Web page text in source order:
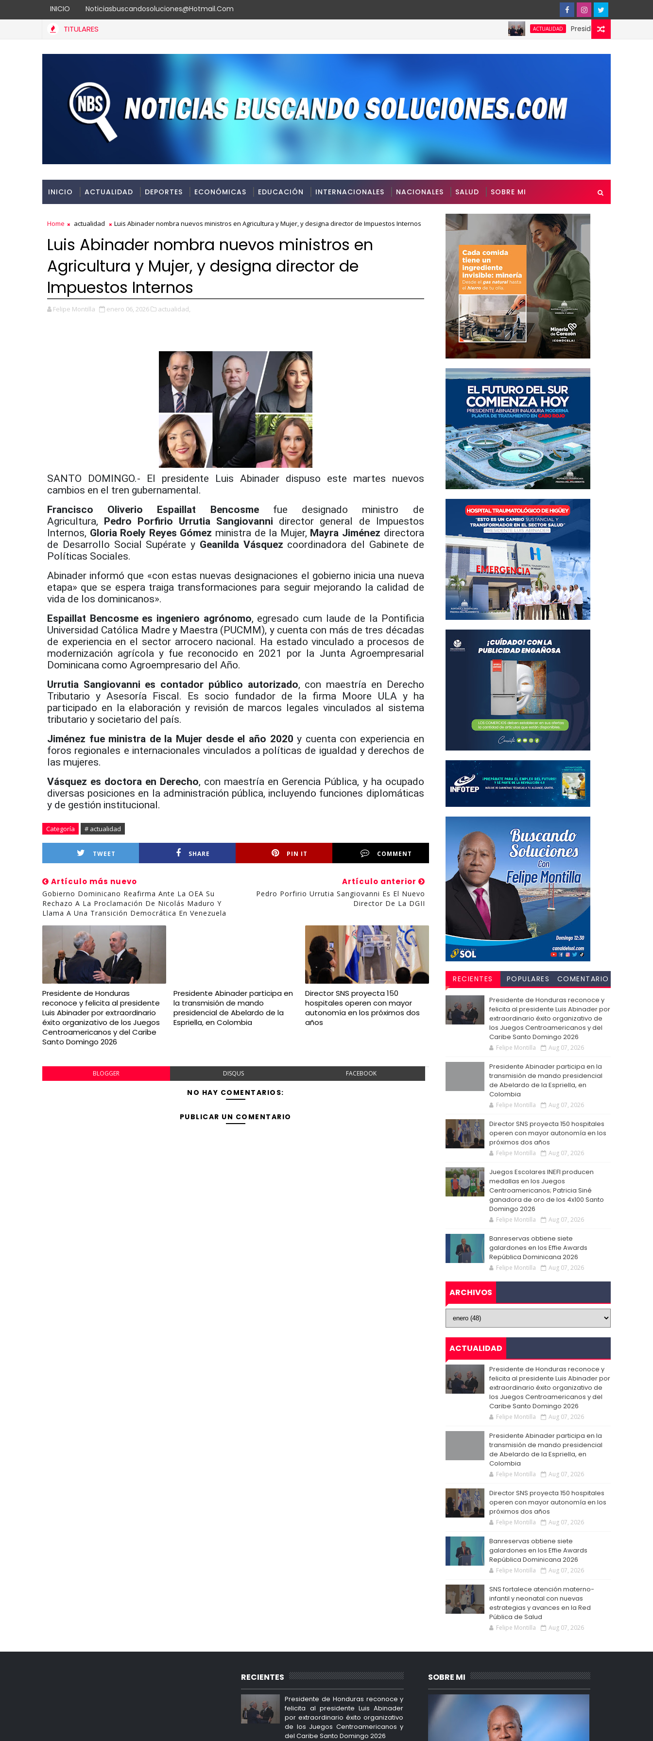
INICIO Noticiasbuscandosoluciones@hotmail.com
TITULARES ACTUALIDAD Presidente de Honduras
INICIO ACTUALIDAD DEPORTES ECONÓMICAS EDUCACIÓN INTERNACIONALES NACIONALES SALUD SOBRE MI
Home actualidad Luis Abinader nombra nuevos ministros en Agricultura y Mujer, y designa director de Impuestos Internos
Luis Abinader nombra nuevos ministros en
Agricultura y Mujer, y designa director de
Impuestos Internos
Felipe Montilla enero 06, 2026 actualidad,
SANTO DOMINGO.- El presidente Luis Abinader dispuso este martes nuevos
cambios en el tren gubernamental.
Francisco Oliverio Espaillat Bencosmefue designado ministro de
Agricultura, Pedro Porfirio Urrutia Sangiovanni director general de Impuestos
Internos, Gloria Roely Reyes Gómez ministra de la Mujer, Mayra Jiménez directora
de Desarrollo Social Supérate y Geanilda Vásquez coordinadora del Gabinete de
Políticas Sociales.
Abinader informó que «con estas nuevas designaciones el gobierno inicia una nueva
etapa» que se espera traiga transformaciones para seguir mejorando la calidad de
vida de los dominicanos».
Espaillat Bencosme es ingeniero agrónomo, egresado cum laude de la Pontificia
Universidad Católica Madre y Maestra (PUCMM), y cuenta con más de tres décadas
de experiencia en el sector arrocero nacional. Ha estado vinculado a procesos de
modernización agrícola y fue reconocido en 2021 por la Junta Agroempresarial
Dominicana como Agroempresario del Año.
Urrutia Sangiovanni es contador público autorizado, con maestría en Derecho
Tributario y Asesoría Fiscal. Es socio fundador de la firma Moore ULA y ha
participado en la elaboración y revisión de marcos legales vinculados al sistema
tributario y societario del país.
Jiménez fue ministra de la Mujer desde el año 2020 y cuenta con experiencia en
foros regionales e internacionales vinculados a políticas de igualdad y derechos de
las mujeres.
Vásquez es doctora en Derecho, con maestría en Gerencia Pública, y ha ocupado
diversas posiciones en la administración pública, incluyendo funciones diplomáticas
y de gestión institucional.
Categoría # actualidad
TWEET SHARE PIN IT COMMENT
Artículo más nuevo
Gobierno Dominicano Reafirma Ante La OEA Su
Rechazo A La Proclamación De Nicolás Maduro Y
Llama A Una Transición Democrática En Venezuela
Artículo anterior
Pedro Porfirio Urrutia Sangiovanni Es El Nuevo
Director De La DGII
Presidente de Honduras
reconoce y felicita al presidente
Luis Abinader por extraordinario
éxito organizativo de los Juegos
Centroamericanos y del Caribe
Santo Domingo 2026
Presidente Abinader participa en
la transmisión de mando
presidencial de Abelardo de la
Espriella, en Colombia
Director SNS proyecta 150
hospitales operen con mayor
autonomía en los próximos dos
años
BLOGGER DISQUS FACEBOOK
NO HAY COMENTARIOS:
PUBLICAR UN COMENTARIO
RECIENTES POPULARES
COMENTARIO
Presidente de Honduras reconoce y
felicita al presidente Luis Abinader por
extraordinario éxito organizativo de
los Juegos Centroamericanos y del
Caribe Santo Domingo 2026
Felipe Montilla Aug 07, 2026
Presidente Abinader participa en la
transmisión de mando presidencial
de Abelardo de la Espriella, en
Colombia
Felipe Montilla Aug 07, 2026
Director SNS proyecta 150 hospitales
operen con mayor autonomía en los
próximos dos años
Felipe Montilla Aug 07, 2026
Juegos Escolares INEFI producen
medallas en los Juegos
Centroamericanos; Patricia Siné
ganadora de oro de los 4x100 Santo
Domingo 2026
Felipe Montilla Aug 07, 2026
Banreservas obtiene siete
galardones en los Effie Awards
República Dominicana 2026
Felipe Montilla Aug 07, 2026
ARCHIVOS
ACTUALIDAD
Presidente de Honduras reconoce y
felicita al presidente Luis Abinader por
extraordinario éxito organizativo de
los Juegos Centroamericanos y del
Caribe Santo Domingo 2026
Felipe Montilla Aug 07, 2026
Presidente Abinader participa en la
transmisión de mando presidencial
de Abelardo de la Espriella, en
Colombia
Felipe Montilla Aug 07, 2026
Director SNS proyecta 150 hospitales
operen con mayor autonomía en los
próximos dos años
Felipe Montilla Aug 07, 2026
Banreservas obtiene siete
galardones en los Effie Awards
República Dominicana 2026
Felipe Montilla Aug 07, 2026
SNS fortalece atención materno-
infantil y neonatal con nuevas
estrategias y avances en la Red
Pública de Salud
Felipe Montilla Aug 07, 2026
RECIENTES
Presidente de Honduras reconoce y
felicita al presidente Luis Abinader
por extraordinario éxito organizativo
de los Juegos Centroamericanos y
del Caribe Santo Domingo 2026
SOBRE MI